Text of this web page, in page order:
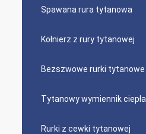
Spawana rura tytanowa
Kołnierz z rury tytanowej
Bezszwowe rurki tytanowe
Tytanowy wymiennik ciepła
Rurki z cewki tytanowej